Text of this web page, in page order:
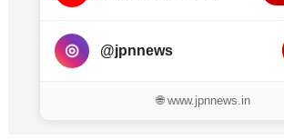
◎ @jpnnews
🌐 www.jpnnews.in